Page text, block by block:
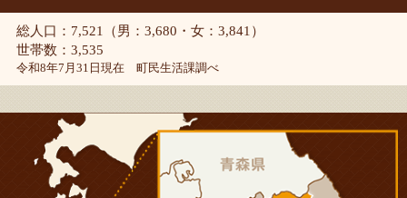
総人口：7,521（男：3,680・女：3,841）
世帯数：3,535
令和8年7月31日現在 町民生活課調べ